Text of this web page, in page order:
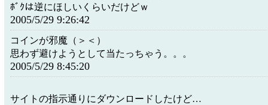
ﾎﾞｸは逆にほしいくらいだけどｗ
2005/5/29 9:26:42
コインが邪魔（＞＜）
思わず避けようとして当たっちゃう。。。
2005/5/29 8:45:20
サイトの指示通りにダウンロードしたけど…